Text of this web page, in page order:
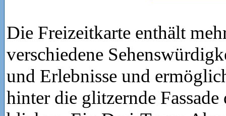
Die Freizeitkarte enthält
verschiedene
und Erlebnisse und
hinter die glitzernde Fassade